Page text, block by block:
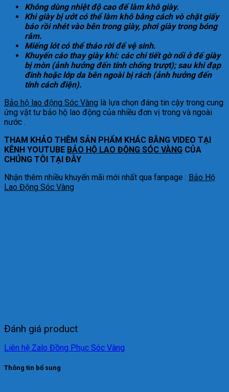
Không dùng nhiệt độ cao để làm khô giày.
Khi giày bị ướt có thể làm khô bằng cách vò chặt giấy
báo rồi nhét vào bên trong giày, phơi giày trong bóng
râm.
Miếng lót có thể tháo rời để vệ sinh.
Khuyến cáo thay giày khi: các chi tiết gờ nổi ở đế giày
bị mòn (ảnh hưởng đến tính chống trượt); sau khi đạp
đinh hoặc lớp da bên ngoài bị rách (ảnh hưởng đến
tính cách điện).
Bảo hộ lao động Sóc Vàng là lựa chọn đáng tin cậy trong cung
ứng vật tư bảo hộ lao động của nhiều đơn vị trong và ngoài
nước .
THAM KHẢO THÊM SẢN PHẨM KHÁC BẰNG VIDEO TẠI
KÊNH YOUTUBE BẢO HỘ LAO ĐỘNG SÓC VÀNG CỦA
CHÚNG TÔI TẠI ĐÂY
Nhận thêm nhiều khuyến mãi mới nhất qua fanpage : Bảo Hộ
Lao Động Sóc Vàng
Đánh giá product
Liên hệ Zalo Đồng Phục Sóc Vàng
Thông tin bổ sung